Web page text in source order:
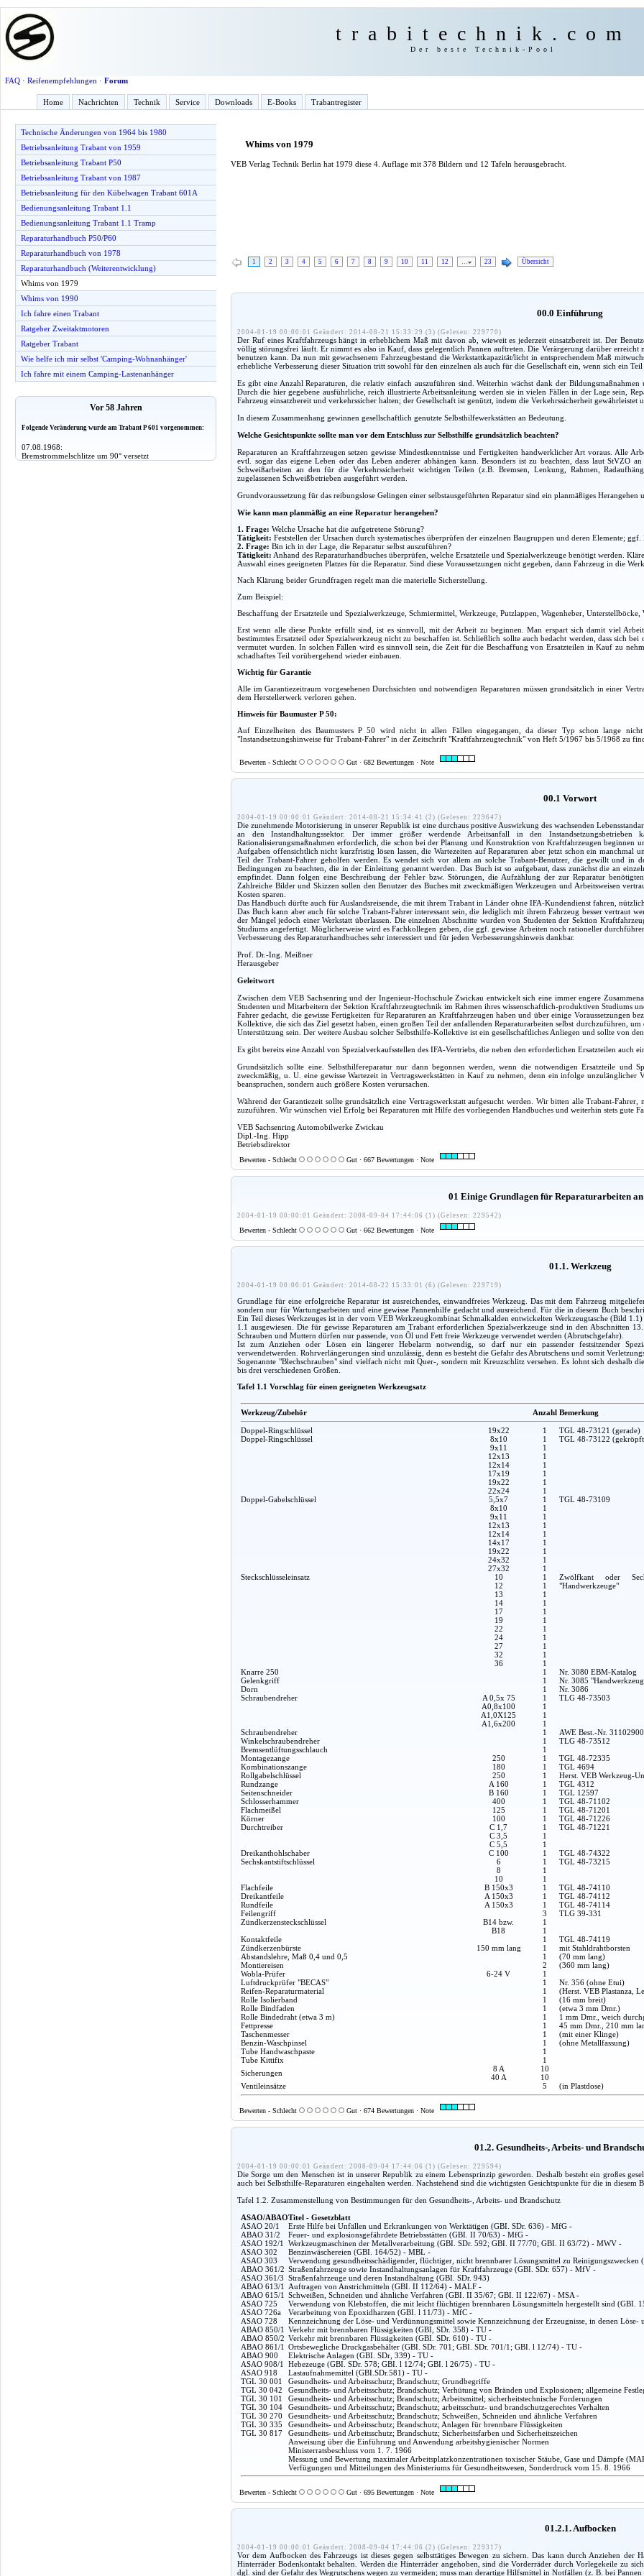
trabitechnik.com
Der beste Technik-Pool
FAQ· Reifenempfehlungen · Forum
Home Nachrichten Technik Service Downloads E-Books Trabantregister
Technische Änderungen von 1964 bis 1980
Betriebsanleitung Trabant von 1959
Betriebsanleitung Trabant P50
Betriebsanleitung Trabant von 1987
Betriebsanleitung für den Kübelwagen Trabant 601A
Bedienungsanleitung Trabant 1.1
Bedienungsanleitung Trabant 1.1 Tramp
Reparaturhandbuch P50/P60
Reparaturhandbuch von 1978
Reparaturhandbuch (Weiterentwicklung)
Whims von 1979
Whims von 1990
Ich fahre einen Trabant
Ratgeber Zweitaktmotoren
Ratgeber Trabant
Wie helfe ich mir selbst 'Camping-Wohnanhänger'
Ich fahre mit einem Camping-Lastenanhänger
Vor 58 Jahren
Folgende Veränderung wurde am Trabant P 601 vorgenommen:
07.08.1968:
Bremstrommelschlitze um 90° versetzt
Whims von 1979
VEB Verlag Technik Berlin hat 1979 diese 4. Auflage mit 378 Bildern und 12 Tafeln herausgebracht.
1 2 3 4 5 6 7 8 9 10 11 12 … 23 Übersicht
00.0 Einführung
2004-01-19 00:00:01 Geändert: 2014-08-21 15:33:29 (3) (Gelesen: 229770)
Der Ruf eines Kraftfahrzeugs hängt in erheblichem Maß mit davon ab, wieweit es jederzeit einsatzbereit ist. Der
völlig störungsfrei läuft. Er nimmt es also in Kauf, dass gelegentlich Pannen auftreten. Die Verärgerung darüber
benutzen kann. Da nun mit gewachsenem Fahrzeugbestand die Werkstattkapazität/licht in entsprechendem Maß
erhebliche Verbesserung dieser Situation tritt sowohl für den einzelnen als auch für die Gesellschaft ein, wenn sich ein Teil
Es gibt eine Anzahl Reparaturen, die relativ einfach auszuführen sind. Weiterhin wächst dank der
Durch die hier gegebene ausführliche, reich illustrierte Arbeitsanleitung werden sie in vielen Fällen in der Lage sein,
Fahrzeug einsatzbereit und verkehrssicher halten; der Gesellschaft ist genützt, indem die Verkehrssicherheit gewährleistet
In diesem Zusammenhang gewinnen gesellschaftlich genutzte Selbsthilfewerkstätten an Bedeutung.
Welche Gesichtspunkte sollte man vor dem Entschluss zur Selbsthilfe grundsätzlich beachten?
Reparaturen an Kraftfahrzeugen setzen gewisse Mindestkenntnisse und Fertigkeiten handwerklicher Art voraus. Alle
evtl. sogar das eigene Leben oder das Leben anderer abhängen kann. Besonders ist zu beachten, dass laut StVZO
Schweißarbeiten an den für die Verkehrssicherheit wichtigen Teilen (z.B. Bremsen, Lenkung, Rahmen,
zugelassenen Schweißbetrieben ausgeführt werden.
Grundvoraussetzung für das reibungslose Gelingen einer selbstausgeführten Reparatur sind ein planmäßiges
Wie kann man planmäßig an eine Reparatur herangehen?
1. Frage: Welche Ursache hat die aufgetretene Störung?
Tätigkeit: Feststellen der Ursachen durch systematisches überprüfen der einzelnen Baugruppen und deren Elemente; ggf.
2. Frage: Bin ich in der Lage, die Reparatur selbst auszuführen?
Tätigkeit: Anhand des Reparaturhandbuches überprüfen, welche Ersatzteile und Spezialwerkzeuge benötigt werden.
Auswahl eines geeigneten Platzes für die Reparatur. Sind diese Voraussetzungen nicht gegeben, dann Fahrzeug in die
Nach Klärung beider Grundfragen regelt man die materielle Sicherstellung.
Zum Beispiel:
Beschaffung der Ersatzteile und Spezialwerkzeuge, Schmiermittel, Werkzeuge, Putzlappen, Wagenheber,
Erst wenn alle diese Punkte erfüllt sind, ist es sinnvoll, mit der Arbeit zu beginnen. Man erspart sich damit viel
bestimmtes Ersatzteil oder Spezialwerkzeug nicht zu beschaffen ist. Schließlich sollte auch bedacht werden, dass sich
vermutet wurden. In solchen Fällen wird es sinnvoll sein, die Zeit für die Beschaffung von Ersatzteilen in Kauf zu
schadhaftes Teil vorübergehend wieder einbauen.
Wichtig für Garantie
Alle im Garantiezeitraum vorgesehenen Durchsichten und notwendigen Reparaturen müssen grundsätzlich in einer
dem Herstellerwerk verloren gehen.
Hinweis für Baumuster P 50:
Auf Einzelheiten des Baumusters P 50 wird nicht in allen Fällen eingegangen, da dieser Typ schon lange
"Instandsetzungshinweise für Trabant-Fahrer" in der Zeitschrift "Kraftfahrzeugtechnik" von Heft 5/1967 bis 5/1968 zu
Bewerten - Schlecht Gut · 682 Bewertungen · Note
00.1 Vorwort
2004-01-19 00:00:01 Geändert: 2014-08-21 15:34:41 (2) (Gelesen: 229647)
Die zunehmende Motorisierung in unserer Republik ist eine durchaus positive Auswirkung des wachsenden
an den Instandhaltungssektor. Der immer größer werdende Arbeitsanfall in den
Rationalisierungsmaßnahmen erforderlich, die schon bei der Planung und Konstruktion von Kraftfahrzeugen beginnen
Aufgaben offensichtlich nicht kurzfristig lösen lassen, die Wartezeiten auf Reparaturen aber jetzt schon ein manchmal
Teil der Trabant-Fahrer geholfen werden. Es wendet sich vor allem an solche Trabant-Benutzer, die gewillt und in
Bedingungen zu beachten, die in der Einleitung genannt werden. Das Buch ist so aufgebaut, dass zunächst die an
empfindet. Dann folgen eine Beschreibung der Fehler bzw. Störungen, die Aufzählung der zur Reparatur
Zahlreiche Bilder und Skizzen sollen den Benutzer des Buches mit zweckmäßigen Werkzeugen und Arbeitsweisen
Kosten sparen.
Das Handbuch dürfte auch für Auslandsreisende, die mit ihrem Trabant in Länder ohne IFA-Kundendienst fahren, nützlich
Das Buch kann aber auch für solche Trabant-Fahrer interessant sein, die lediglich mit ihrem Fahrzeug besser vertraut
der Mängel jedoch einer Werkstatt überlassen. Die einzelnen Abschnitte wurden von Studenten der Sektion
Studiums angefertigt. Möglicherweise wird es Fachkollegen geben, die ggf. gewisse Arbeiten noch rationeller
Verbesserung des Reparaturhandbuches sehr interessiert und für jeden Verbesserungshinweis dankbar.
Prof. Dr.-Ing. Meißner
Herausgeber
Geleitwort
Zwischen dem VEB Sachsenring und der Ingenieur-Hochschule Zwickau entwickelt sich eine immer engere
Studenten und Mitarbeitern der Sektion Kraftfahrzeugtechnik im Rahmen ihres wissenschaftlich-produktiven Studiums
Fahrer gedacht, die gewisse Fertigkeiten für Reparaturen an Kraftfahrzeugen haben und über einige Voraussetzungen
Kollektive, die sich das Ziel gesetzt haben, einen großen Teil der anfallenden Reparaturarbeiten selbst durchzuführen,
Unterstützung sein. Der weitere Ausbau solcher Selbsthilfe-Kollektive ist ein gesellschaftliches Anliegen und sollte von
Es gibt bereits eine Anzahl von Spezialverkaufsstellen des IFA-Vertriebs, die neben den erforderlichen Ersatzteilen auch
Grundsätzlich sollte eine. Selbsthilfereparatur nur dann begonnen werden, wenn die notwendigen Ersatzteile und
zweckmäßig, u. U. eine gewisse Wartezeit in Vertragswerkstätten in Kauf zu nehmen, denn ein infolge
beanspruchen, sondern auch größere Kosten verursachen.
Während der Garantiezeit sollte grundsätzlich eine Vertragswerkstatt aufgesucht werden. Wir bitten alle Trabant-
zuzuführen. Wir wünschen viel Erfolg bei Reparaturen mit Hilfe des vorliegenden Handbuches und weiterhin stets gute
VEB Sachsenring Automobilwerke Zwickau
Dipl.-Ing. Hipp
Betriebsdirektor
Bewerten - Schlecht Gut · 667 Bewertungen · Note
01 Einige Grundlagen für Reparaturarbeiten
2004-01-19 00:00:01 Geändert: 2008-09-04 17:44:06 (1) (Gelesen: 229542)
Bewerten - Schlecht Gut · 662 Bewertungen · Note
01.1. Werkzeug
2004-01-19 00:00:01 Geändert: 2014-08-22 15:33:01 (6) (Gelesen: 229719)
Grundlage für eine erfolgreiche Reparatur ist ausreichendes, einwandfreies Werkzeug. Das mit dem Fahrzeug
sondern nur für Wartungsarbeiten und eine gewisse Pannenhilfe gedacht und ausreichend. Für die in diesem Buch
Ein Teil dieses Werkzeuges ist in der vom VEB Werkzeugkombinat Schmalkalden entwickelten Werkzeugtasche (Bild
1.1 ausgewiesen. Die für gewisse Reparaturen am Trabant erforderlichen Spezialwerkzeuge sind in den Abschnitten
Schrauben und Muttern dürfen nur passende, von Öl und Fett freie Werkzeuge verwendet werden (Abrutschgefahr).
Ist zum Anziehen oder Lösen ein längerer Hebelarm notwendig, so darf nur ein passender festsitzender
verwendetwerden. Rohrverlängerungen sind unzulässig, denn es besteht die Gefahr des Abrutschens und somit
Sogenannte "Blechschrauben" sind vielfach nicht mit Quer-, sondern mit Kreuzschlitz versehen. Es lohnt sich deshalb
bis drei verschiedenen Größen.
Tafel 1.1 Vorschlag für einen geeigneten Werkzeugsatz
Werkzeug/Zubehör Anzahl Bemerkung
Doppel-Ringschlüssel 19x22 1
TGL 48-73121 (gerade)
Doppel-Ringschlüssel
8x10
9x11
12x13
12x14
17x19
19x22
22x24
1
1
1
1
1
1
1
TGL 48-73122
Doppel-Gabelschlüssel
5,5x7
8x10
9x11
12x13
12x14
14x17
19x22
24x32
27x32
1
1
1
1
1
1
1
1
1
TGL 48-73109
Steckschlüsseleinsatz
10
12
13
14
17
19
22
24
27
32
36
1
1
1
1
1
1
1
1
1
1
1
Zwölfkant oder
"Handwerkzeuge"
Knarre 250 1
Nr. 3080 EBM-Katalog
Gelenkgriff
1
Nr. 3085
Dorn
1
Nr. 3086
Schraubendreher
A 0,5x 75
A0,8x100
A1,0X125
A1,6x200
1
1
1
1
TLG 48-73503
Schraubendreher 1
AWE Best.-Nr.
Winkelschraubendreher
1
TLG 48-73512
Bremsentlüftungsschlauch
1
Montagezange
250 1
TGL 48-72335
Kombinationszange
180 1
TGL 4694
Rollgabelschlüssel
250 1
Herst. VEB Werkzeug-
Rundzange
A 160 1
TGL 4312
Seitenschneider
B 160 1
TGL 12597
Schlosserhammer
400 1
TGL 48-71102
Flachmeißel
125 1
TGL 48-71201
Körner
100 1
TGL 48-71226
Durchtreiber
C 1,7
C 3,5
C 5,5
1
1
1
TGL 48-71221
Dreikanthohlschaber C 100 1
TGL 48-74322
Sechskantstiftschlüssel
6
8
10
1
1
1
TGL 48-73215
Flachfeile B 150x3 1
TGL 48-74110
Dreikantfeile
A 150x3 1
TGL 48-74112
Rundfeile
A 150x3 1
TGL 48-74114
Feilengriff
3
TLG 39-331
Zündkerzensteckschlüssel
B14 bzw.
B18
1
1
Kontaktfeile
1
TGL 48-74119
Zündkerzenbürste
150 mm lang 1
mit Stahldrahtborsten
Abstandslehre, Maß 0,4 und 0,5
1
(70 mm lang)
Montiereisen
2
(360 mm lang)
Wobla-Prüfer
6-24 V
1
Luftdruckprüfer "BECAS"
1
Nr. 356 (ohne Etui)
Reifen-Reparaturmaterial
1
(Herst. VEB Plastanza,
Rolle Isolierband
1
(16 mm breit)
Rolle Bindfaden
1
(etwa 3 mm Dmr.)
Rolle Bindedraht (etwa 3 m)
1
1 mm Dmr., weich
Fettpresse
1
45 mm Dmr., 210 mm
Taschenmesser
1
(mit einer Klinge)
Benzin-Waschpinsel
1
(ohne Metallfassung)
Tube Handwaschpaste
1
Tube Kittifix
1
Sicherungen
8 A
40 A
10
10
Ventileinsätze
5 (in Plastdose)
Bewerten - Schlecht Gut · 674 Bewertungen · Note
01.2. Gesundheits-, Arbeits- und
2004-01-19 00:00:01 Geändert: 2008-09-04 17:44:06 (1) (Gelesen: 229594)
Die Sorge um den Menschen ist in unserer Republik zu einem Lebensprinzip geworden. Deshalb besteht ein großes
auch bei Selbsthilfe-Reparaturen eingehalten werden. Nachstehend sind die wichtigsten Gesichtspunkte für die in diesem
Tafel 1.2. Zusammenstellung von Bestimmungen für den Gesundheits-, Arbeits- und Brandschutz
ASAO/ABAOTitel - Gesetzblatt
ASAO 20/1
Erste Hilfe bei Unfällen und Erkrankungen von Werktätigen (GBI. SDr. 636) - MfG -
ABAO 31/2
Feuer- und explosionsgefährdete Betriebsstätten (GBI. II 70/63) - MfG -
ASAO 192/1
Werkzeugmaschinen der Metallverarbeitung (GBI. SDr. 592; GBI. II 77/70; GBI. II 63/72) - MWV -
ASAO 302
Benzinwäschereien (GBI. 164/52) - MBL -
ASAO 303
Verwendung gesundheitsschädigender, flüchtiger, nicht brennbarer Lösungsmittel zu
ABAO 361/2 Straßenfahrzeuge sowie Instandhaltungsanlagen für Kraftfahrzeuge (GBI. SDr. 657) - MfV -
ASAO 361/3 Straßenfahrzeuge und deren Instandhaltung (GBI. SDr. 943)
ABAO 613/1
Auftragen von Anstrichmitteln (GBI. II 112/64) - MALF -
ABAO 615/1 Schweißen, Schneiden und ähnliche Verfahren (GBI. II 35/67; GBI. II 122/67) - MSA -
ASAO 725
Verwendung von Klebstoffen, die mit leicht flüchtigen brennbaren Lösungsmitteln hergestellt sind (GBI.
ASAO 726a
Verarbeitung von Epoxidharzen (GBI. l 11/73) - MfC -
ASAO 728
Kennzeichnung der Löse- und Verdünnungsmittel sowie Kennzeichnung der Erzeugnisse, in denen
ABAO 850/1 Verkehr mit brennbaren Flüssigkeiten (GBI, SDr. 358) - TU -
ABAO 850/2 Verkehr mit brennbaren Flüssigkeiten (GBI. SDr. 610) - TU -
ABAO 861/1 Ortsbewegliche Druckgasbehälter (GBI. SDr. 701; GBI. SDr. 701/1; GBI. l 12/74) - TU -
ABAO 900
Elektrische Anlagen (GBI. SDr, 339) - TU -
ASAO 908/1
Hebezeuge (GBI. SDr. 578; GBI. l 12/74; GBI. l 26/75) - TU -
ASAO 918
Lastaufnahmemittel (GBI.SDr.581) - TU -
TGL 30 001
Gesundheits- und Arbeitsschutz; Brandschutz; Grundbegriffe
TGL 30 042
Gesundheits- und Arbeitsschutz; Brandschutz; Verhütung von Bränden und Explosionen; allgemeine
TGL 30 101
Gesundheits- und Arbeitsschutz; Brandschutz; Arbeitsmittel; sicherheitstechnische Forderungen
TGL 30 104
Gesundheits- und Arbeitsschutz; Brandschutz; arbeitsschutz- und brandschutzgerechtes Verhalten
TGL 30 270
Gesundheits- und Arbeitsschutz; Brandschutz; Schweißen, Schneiden und ähnliche Verfahren
TGL 30 335
Gesundheits- und Arbeitsschutz; Brandschutz; Anlagen für brennbare Flüssigkeiten
TGL 30 817
Gesundheits- und Arbeitsschutz; Brandschutz; Sicherheitsfarben und Sicherheitszeichen
Anweisung über die Einführung und Anwendung arbeitshygienischer Normen
Ministerratsbeschluss vom 1. 7. 1966
Messung und Bewertung maximaler Arbeitsplatzkonzentrationen toxischer Stäube, Gase und Dämpfe
Verfügungen und Mitteilungen des Ministeriums für Gesundheitswesen, Sonderdruck vom 15. 8. 1966
Bewerten - Schlecht Gut · 695 Bewertungen · Note
01.2.1. Aufbocken
2004-01-19 00:00:01 Geändert: 2008-09-04 17:44:06 (2) (Gelesen: 229317)
Vor dem Aufbocken des Fahrzeugs ist dieses gegen selbsttätiges Bewegen zu sichern. Das kann durch Anziehen der
Hinterräder Bodenkontakt behalten. Werden die Hinterräder angehoben, sind die Vorderräder durch Vorlegekeile zu
dgl. sind der Gefahr des Wegrutschens wegen zu vermeiden; muss man derartige Hilfsmittel in Notfällen (z. B. bei